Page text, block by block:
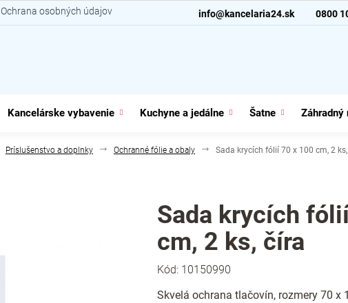
0800
info@kancelaria24.sk
Ochrana osobných údajov
Kancelárske vybavenie Kuchyne a jedálne Šatne Záhradný
Príslušenstvo a doplnky Ochranné fólie a obaly Sada krycích fólií 70 x 100 cm, 2
Sada krycích
cm, 2 ks, číra
Kód: 10150990
Skvelá ochrana tlačovín, rozmery 70 x